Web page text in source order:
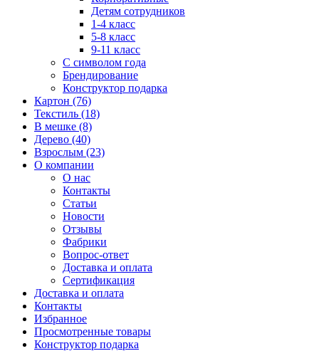
Детям сотрудников
1-4 класс
5-8 класс
9-11 класс
С символом года
Брендирование
Конструктор подарка
Картон (76)
Текстиль (18)
В мешке (8)
Дерево (40)
Взрослым (23)
О компании
О нас
Контакты
Статьи
Новости
Отзывы
Фабрики
Вопрос-ответ
Доставка и оплата
Сертификация
Доставка и оплата
Контакты
Избранное
Просмотренные товары
Конструктор подарка